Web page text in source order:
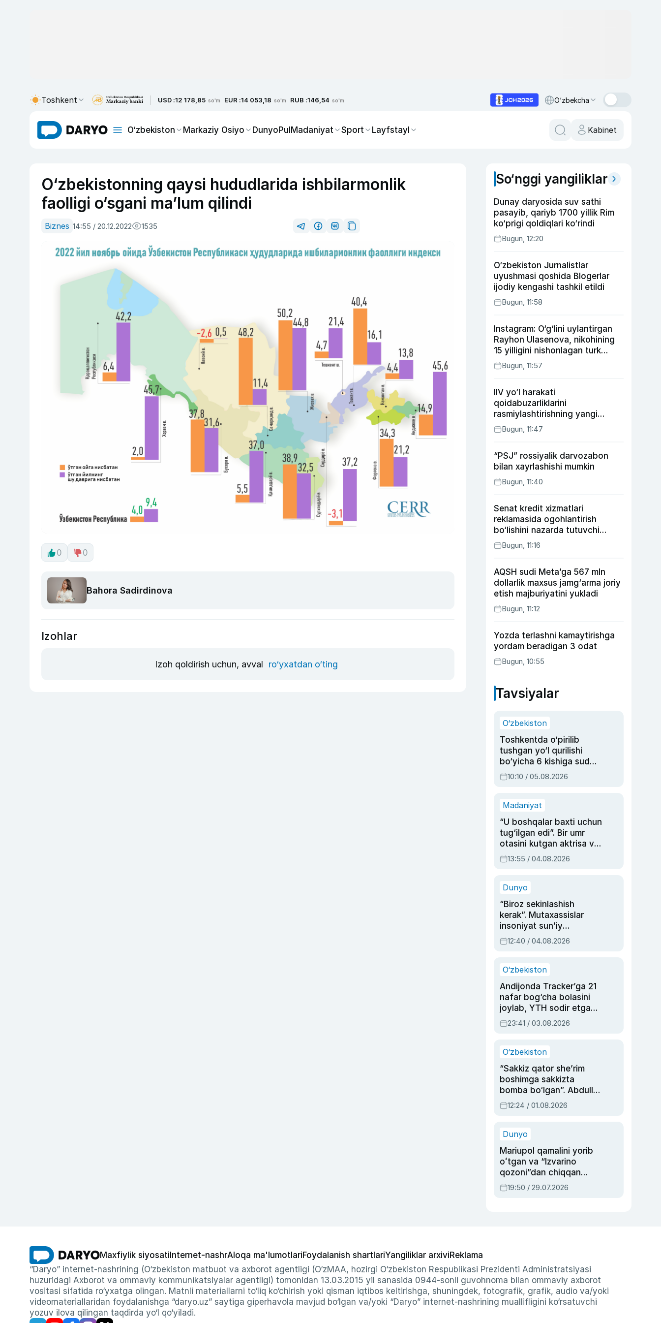
Toshkent USD :12 178,85 so'm EUR :14 053,18 so'm RUB :146,54 so'm O‘zbekcha
O‘zbekiston Markaziy Osiyo DunyoPulMadaniyat Sport Layfstayl Kabinet
O‘zbekistonning qaysi hududlarida ishbilarmonlik
faolligi o‘sgani ma’lum qilindi
Biznes 14:55 / 20.12.2022 1535
0 0
Bahora Sadirdinova
Izohlar
Izoh qoldirish uchun, avval ro‘yxatdan o‘ting
So‘nggi yangiliklar
Dunay daryosida suv sathi
pasayib, qariyb 1700 yillik Rim
ko‘prigi qoldiqlari ko‘rindi
Bugun, 12:20
O‘zbekiston Jurnalistlar
uyushmasi qoshida Blogerlar
ijodiy kengashi tashkil etildi
Bugun, 11:58
Instagram: O‘g‘lini uylantirgan
Rayhon Ulasenova, nikohining
15 yilligini nishonlagan turk
aktyorlari va Kamelot qasriga
sayohat qilgan Zebo Rahimova
Bugun, 11:57
IIV yo‘l harakati
qoidabuzarliklarini
rasmiylashtirishning yangi
tartibini taklif qildi
Bugun, 11:47
“PSJ” rossiyalik darvozabon
bilan xayrlashishi mumkin
Bugun, 11:40
Senat kredit xizmatlari
reklamasida ogohlantirish
bo‘lishini nazarda tutuvchi
qonunni ma’qulladi
Bugun, 11:16
AQSH sudi Meta’ga 567 mln
dollarlik maxsus jamg‘arma joriy
etish majburiyatini yukladi
Bugun, 11:12
Yozda terlashni kamaytirishga
yordam beradigan 3 odat
Bugun, 10:55
Tavsiyalar
O‘zbekiston
Toshkentda o‘pirilib
tushgan yo‘l qurilishi
bo‘yicha 6 kishiga sud
hukmi o‘qildi
10:10 / 05.08.2026
Madaniyat
“U boshqalar baxti uchun
tug‘ilgan edi”. Bir umr
otasini kutgan aktrisa va
dublyaj ustasi Rimma
Ahmedovaning
13:55 / 04.08.2026
Dunyo
“Biroz sekinlashish
kerak”. Mutaxassislar
insoniyat sun’iy
intellektni boshqara
olmay qolishidan xavotir
12:40 / 04.08.2026
O‘zbekiston
Andijonda Tracker’ga 21
nafar bog‘cha bolasini
joylab, YTH sodir etgan
ayolga sud hukmi o‘qildi
23:41 / 03.08.2026
O‘zbekiston
“Sakkiz qator she’rim
boshimga sakkizta
bomba bo‘lgan”. Abdulla
Oripovni siyosiy
ayblovlardan asrab
12:24 / 01.08.2026
Dunyo
Mariupol qamalini yorib
oʻtgan va “Izvarino
qozoni”dan chiqqan
qahramon — Ukraina
armiyasi bosh
19:50 / 29.07.2026
Maxfiylik siyosati Internet-nashrAloqa ma'lumotlariFoydalanish shartlariYangiliklar arxiviReklama
“Daryo” internet-nashrining (O‘zbekiston matbuot va axborot agentligi (O‘zMAA, hozirgi O‘zbekiston Respublikasi Prezidenti Administratsiyasi
huzuridagi Axborot va ommaviy kommunikatsiyalar agentligi) tomonidan 13.03.2015 yil sanasida 0944-sonli guvohnoma bilan ommaviy axborot
vositasi sifatida ro‘yxatga olingan. Matnli materiallarni to‘liq ko‘chirish yoki qisman iqtibos keltirishga, shuningdek, fotografik, grafik, audio va/yoki
videomateriallaridan foydalanishga “daryo.uz” saytiga giperhavola mavjud bo‘lgan va/yoki “Daryo” internet-nashrining muallifligini ko‘rsatuvchi
yozuv ilova qilingan taqdirda yo‘l qo‘yiladi.